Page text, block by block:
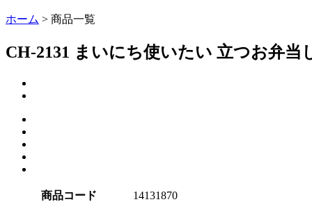
ホーム > 商品一覧
CH-2131 まいにち使いたい 立つお弁当
商品コード
14131870